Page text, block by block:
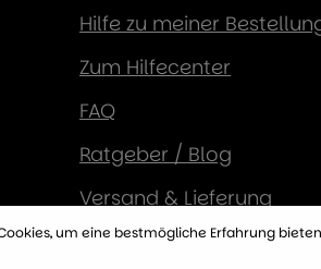
Hilfe zu meiner
Zum Hilfecenter
FAQ
Ratgeber / Blog
Versand & Lieferung
Zahlungsarten
um eine bestmögliche Erfahrung